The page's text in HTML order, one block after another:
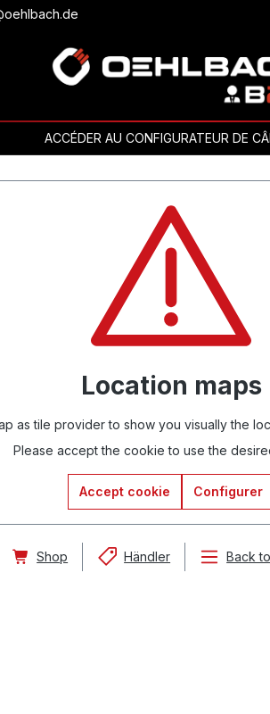
ACCÉDER AU CONFIGURATEUR DE
Location maps
as tile provider to show you visually the
Please accept the cookie to use the
Accept cookie Configurer
Shop Händler Back